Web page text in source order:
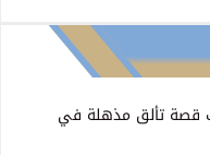
قصة تألق مذهلة في